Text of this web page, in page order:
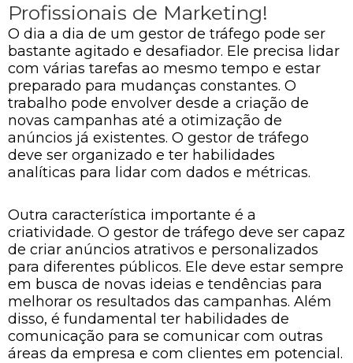
Profissionais de Marketing!
O dia a dia de um gestor de tráfego pode ser
bastante agitado e desafiador. Ele precisa lidar
com várias tarefas ao mesmo tempo e estar
preparado para mudanças constantes. O
trabalho pode envolver desde a criação de
novas campanhas até a otimização de
anúncios já existentes. O gestor de tráfego
deve ser organizado e ter habilidades
analíticas para lidar com dados e métricas.
Outra característica importante é a
criatividade. O gestor de tráfego deve ser capaz
de criar anúncios atrativos e personalizados
para diferentes públicos. Ele deve estar sempre
em busca de novas ideias e tendências para
melhorar os resultados das campanhas. Além
disso, é fundamental ter habilidades de
comunicação para se comunicar com outras
áreas da empresa e com clientes em potencial.